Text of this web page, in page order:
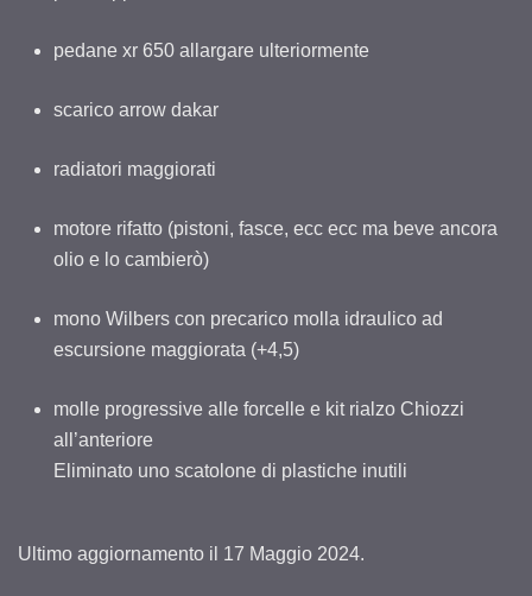
pedane xr 650 allargare ulteriormente
scarico arrow dakar
radiatori maggiorati
motore rifatto (pistoni, fasce, ecc ecc ma beve ancora
olio e lo cambierò)
mono Wilbers con precarico molla idraulico ad
escursione maggiorata (+4,5)
molle progressive alle forcelle e kit rialzo Chiozzi
all’anteriore
Eliminato uno scatolone di plastiche inutili
Ultimo aggiornamento il 17 Maggio 2024.